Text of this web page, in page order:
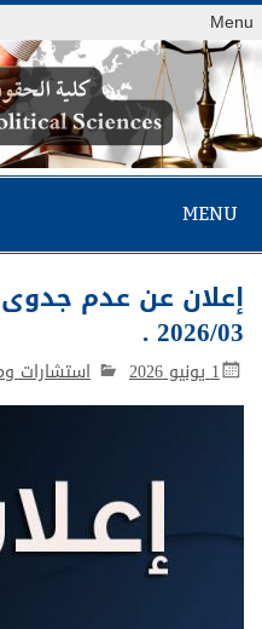
Menu
MENU
إعلان عن عدم
2026/03 .
1 يونيو 2026 استشارات